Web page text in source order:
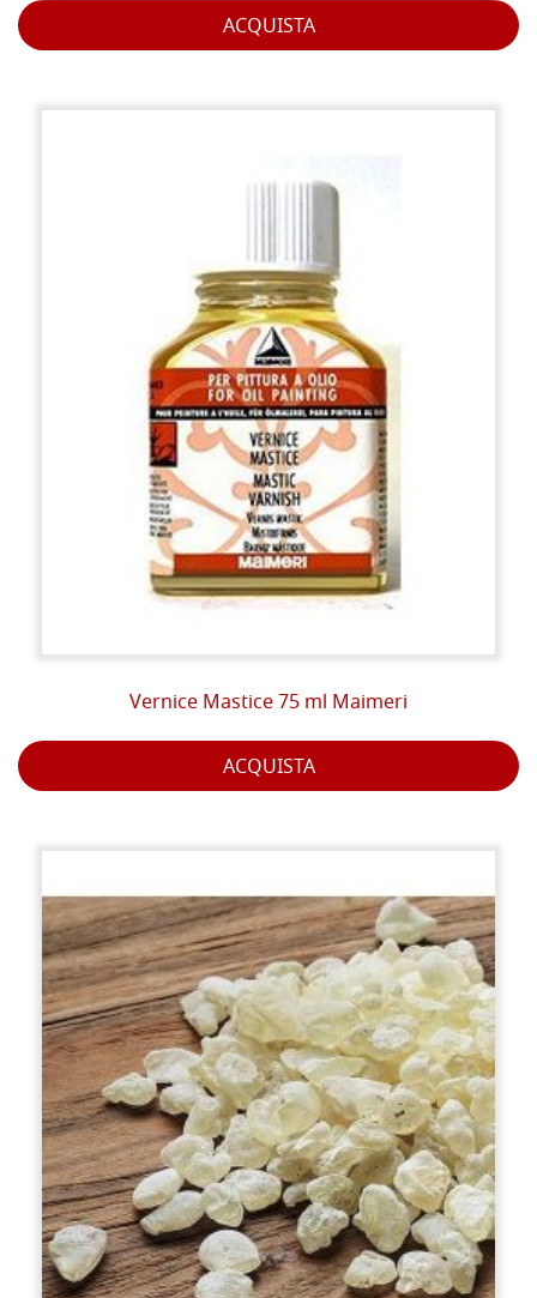
ACQUISTA
Vernice Mastice 75 ml Maimeri
ACQUISTA